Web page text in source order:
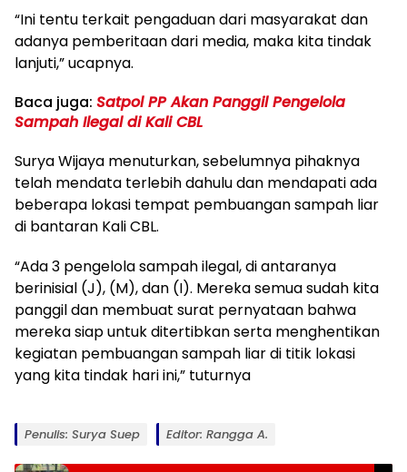
“Ini tentu terkait pengaduan dari masyarakat dan
adanya pemberitaan dari media, maka kita tindak
lanjuti,” ucapnya.
Baca juga: Satpol PP Akan Panggil Pengelola
Sampah Ilegal di Kali CBL
Surya Wijaya menuturkan, sebelumnya pihaknya
telah mendata terlebih dahulu dan mendapati ada
beberapa lokasi tempat pembuangan sampah liar
di bantaran Kali CBL.
“Ada 3 pengelola sampah ilegal, di antaranya
berinisial (J), (M), dan (I). Mereka semua sudah kita
panggil dan membuat surat pernyataan bahwa
mereka siap untuk ditertibkan serta menghentikan
kegiatan pembuangan sampah liar di titik lokasi
yang kita tindak hari ini,” tuturnya
Penulis: Surya Suep Editor: Rangga A.